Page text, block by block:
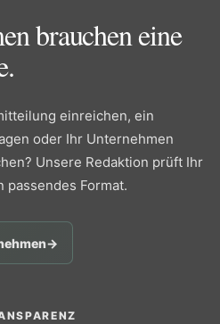
brauchen eine
einreichen, ein
oder Ihr Unternehmen
Unsere Redaktion prüft Ihr
Format.
→